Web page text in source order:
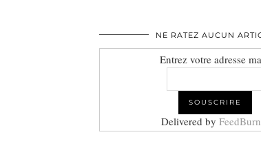
NE RATEZ AUCUN
Entrez votre adresse
Delivered by